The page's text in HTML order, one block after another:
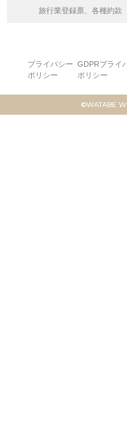
旅行業登録票、各種約款
プライバシー
ポリシー
GDPRプライ
ポリシー
©WATABE